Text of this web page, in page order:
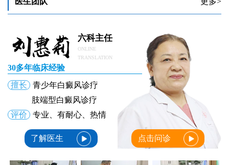
六科主任
ONLINE
TRANSLATION
30多年临床经验
擅长
青少年白癜风诊疗
肢端型白癜风诊疗
评价
专业、有耐心、热情
了解医生 点击问诊